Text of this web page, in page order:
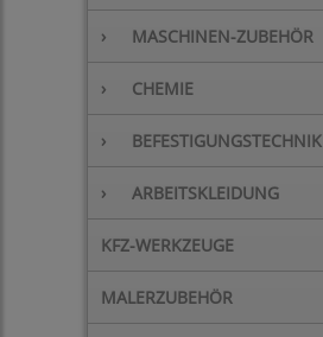
› MASCHINEN-ZUBEHÖR
› CHEMIE
› BEFESTIGUNGSTECHNIK
› ARBEITSKLEIDUNG
KFZ-WERKZEUGE
MALERZUBEHÖR